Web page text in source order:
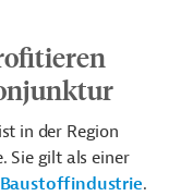
in der Region
Sie gilt als einer
.